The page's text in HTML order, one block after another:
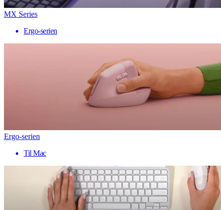
MX Series
Ergo-serien
Ergo-serien
Til Mac